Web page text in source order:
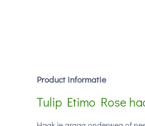
Product informatie
Tulip Etimo Rose